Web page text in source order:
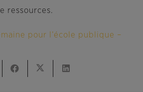
ressources.
pour l’école publique –